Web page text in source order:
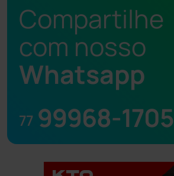
Compartilhe
com nosso
Whatsapp
77 99968-1705